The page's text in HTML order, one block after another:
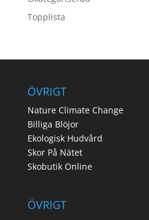
Topplista
ÖVRIGT
Nature Climate Change
Billiga Blöjor
Ekologisk Hudvård
Skor På Nätet
Skobutik Online
ÖVRIGT